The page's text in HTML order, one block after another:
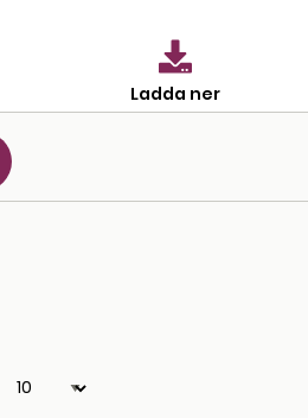
Ladda ner